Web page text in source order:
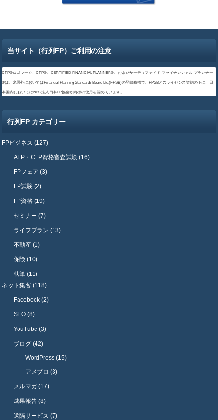
当サイト（行列FP）ご利用の注意
CFP®ロゴマーク、CFP®、CERTIFIED FINANCIAL PLANNER®、およびサーティファイド ファイナンシャル プランナー
®は、米国外においてはFinancial Planning Standards Board Ltd.(FPSB)の登録商標で、FPSBとのライセンス契約の下に、日
本国内においてはNPO法人日本FP協会が商標の使用を認めています。
行列FP カテゴリー
FPビジネス (127)
AFP・CFP資格審査試験 (16)
FPフェア (3)
FP試験 (2)
FP資格 (19)
セミナー (7)
ライフプラン (13)
不動産 (1)
保険 (10)
執筆 (11)
ネット集客 (118)
Facebook (2)
SEO (8)
YouTube (3)
ブログ (42)
WordPress (15)
アメブロ (3)
メルマガ (17)
成果報告 (8)
遠隔サービス (7)